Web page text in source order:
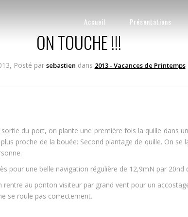
Accueil Présentations
ON TOUCHE !!!
Posté par sebastien dans 2013 - Vacances de Printemps
du port, on plante une première fois la quille dans
proche de la bouée: Second plantage de quille. On se
pour une belle navigation régulière de 12,9mN par
rentre au ponton visiteur par grand vent pour un
se roule pas correctement.